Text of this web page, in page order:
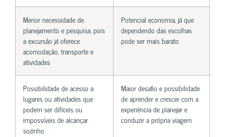
Menor necessidade de
planejamento e pesquisa, pois
a excursão já oferece
acomodação, transporte e
atividades
Potencial economia, já que
dependendo das escolhas
pode ser mais barato
Possibilidade de acesso a
lugares ou atividades que
podem ser difíceis ou
impossíveis de alcançar
sozinho
Maior desafio e possibilidade
de aprender e crescer com a
experiência de planejar e
conduzir a própria viagem